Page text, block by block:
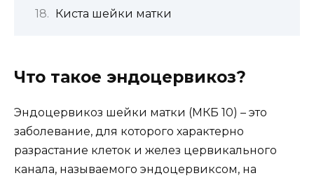
Киста шейки матки
Что такое эндоцервикоз?
Эндоцервикоз шейки матки (МКБ 10) – это
заболевание, для которого характерно
разрастание клеток и желез цервикального
канала, называемого эндоцервиксом, на